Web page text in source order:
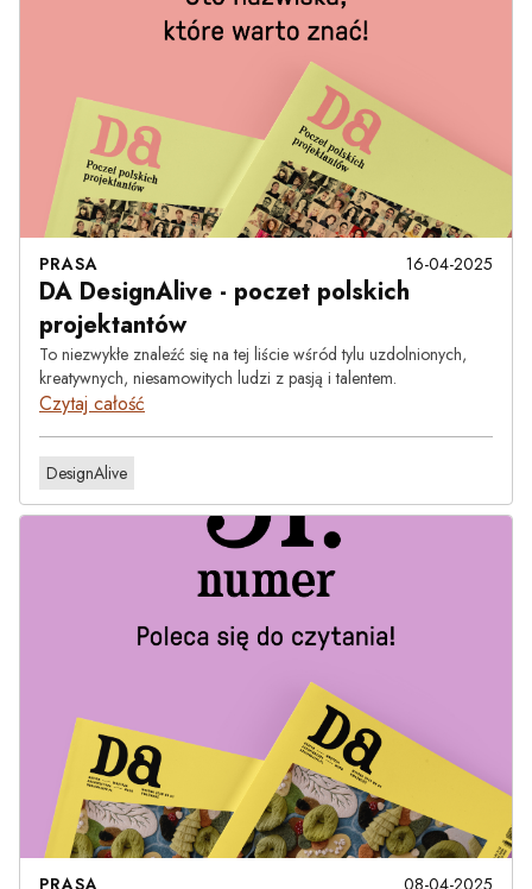
PRASA 16-04-2025
DA DesignAlive - poczet polskich
projektantów
To niezwykłe znaleźć się na tej liście wśród tylu uzdolnionych,
kreatywnych, niesamowitych ludzi z pasją i talentem.
Czytaj całość
DesignAlive
PRASA 08-04-2025